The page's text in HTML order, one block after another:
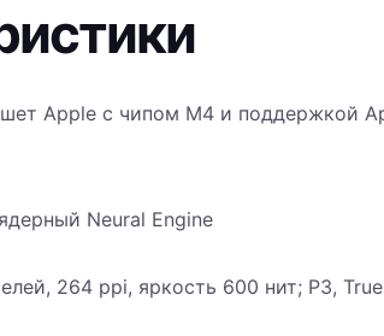
Apple с чипом M4 и поддержкой
Neural Engine
264 ppi, яркость 600 нит; P3,